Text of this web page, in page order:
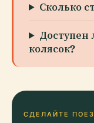
Сколько
Доступен
колясок?
СДЕЛАЙТЕ